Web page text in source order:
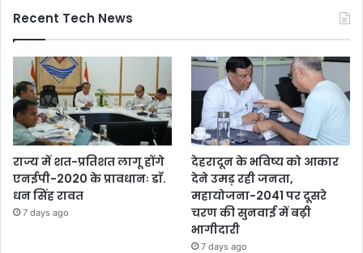
Recent Tech News
राज्य में शत-प्रतिशत लागू होंगे
एनईपी-2020 के प्रावधानः डाॅ.
धन सिंह रावत
7 days ago
देहरादून के भविष्य को आकार
देने उमड़ रही जनता,
महायोजना-2041 पर दूसरे
चरण की सुनवाई में बढ़ी
भागीदारी
7 days ago